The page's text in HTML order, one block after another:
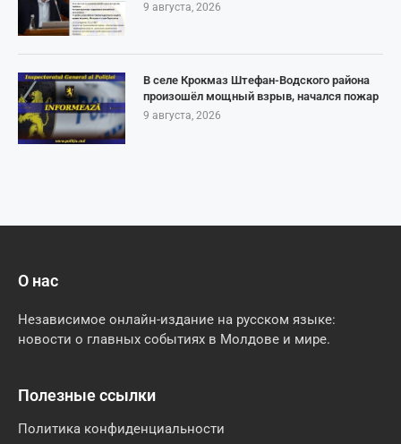
9 августа, 2026
В селе Крокмаз Штефан-Водского района
произошёл мощный взрыв, начался пожар
9 августа, 2026
О нас
Независимое онлайн-издание на русском языке:
новости о главных событиях в Молдове и мире.
Полезные ссылки
Политика конфиденциальности